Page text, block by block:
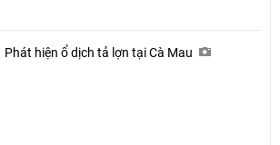
Phát hiện ổ dịch tả lợn tại Cà Mau